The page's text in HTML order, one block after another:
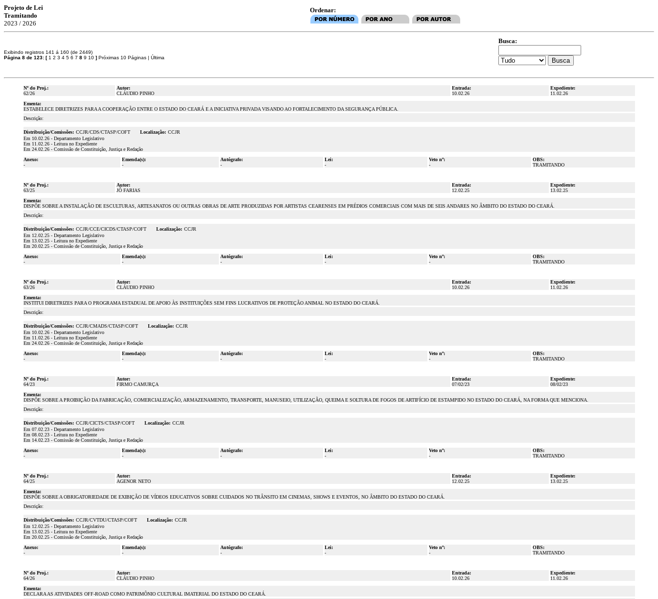
Projeto de Lei
Tramitando
2023 / 2026
Ordenar:
Exibindo registros 141 á 160 (de 2449)
Página 8 de 123: [ 1 2 3 4 5 6 7 8 9 10 ] Próximas 10 Páginas | Última
Busca:
Nº do Proj.:
62/26
Autor:
CLÁUDIO PINHO
Entrada:
10.02.26
Expediente:
11.02.26
Ementa:
ESTABELECE DIRETRIZES PARA A COOPERAÇÃO ENTRE O ESTADO DO CEARÁ E A INICIATIVA PRIVADA VISANDO AO FORTALECIMENTO DA SEGURANÇA PÚBLICA.
Descrição:
Distribuição/Comissões: CCJR/CDS/CTASP/COFT Localização: CCJR
Em 10.02.26 - Departamento Legislativo
Em 11.02.26 - Leitura no Expediente
Em 24.02.26 - Comissão de Constituição, Justiça e Redação
Anexo:
-
Emenda(s):
-
Autógrafo:
-
Lei:
-
Veto nº:
-
OBS:
TRAMITANDO
Nº do Proj.:
63/25
Autor:
JÔ FARIAS
Entrada:
12.02.25
Expediente:
13.02.25
Ementa:
DISPÕE SOBRE A INSTALAÇÃO DE ESCULTURAS, ARTESANATOS OU OUTRAS OBRAS DE ARTE PRODUZIDAS POR ARTISTAS CEARENSES EM PRÉDIOS COMERCIAIS COM MAIS DE SEIS ANDARES NO ÂMBITO DO ESTADO DO CEARÁ.
Descrição:
Distribuição/Comissões: CCJR/CCE/CICDS/CTASP/COFT Localização: CCJR
Em 12.02.25 - Departamento Legislativo
Em 13.02.25 - Leitura no Expediente
Em 20.02.25 - Comissão de Constituição, Justiça e Redação
Anexo:
-
Emenda(s):
-
Autógrafo:
-
Lei:
-
Veto nº:
-
OBS:
TRAMITANDO
Nº do Proj.:
63/26
Autor:
CLÁUDIO PINHO
Entrada:
10.02.26
Expediente:
11.02.26
Ementa:
INSTITUI DIRETRIZES PARA O PROGRAMA ESTADUAL DE APOIO ÀS INSTITUIÇÕES SEM FINS LUCRATIVOS DE PROTEÇÃO ANIMAL NO ESTADO DO CEARÁ.
Descrição:
Distribuição/Comissões: CCJR/CMADS/CTASP/COFT Localização: CCJR
Em 10.02.26 - Departamento Legislativo
Em 11.02.26 - Leitura no Expediente
Em 24.02.26 - Comissão de Constituição, Justiça e Redação
Anexo:
-
Emenda(s):
-
Autógrafo:
-
Lei:
-
Veto nº:
-
OBS:
TRAMITANDO
Nº do Proj.:
64/23
Autor:
FIRMO CAMURÇA
Entrada:
07/02/23
Expediente:
08/02/23
Ementa:
DISPÕE SOBRE A PROIBIÇÃO DA FABRICAÇÃO, COMERCIALIZAÇÃO, ARMAZENAMENTO, TRANSPORTE, MANUSEIO, UTILIZAÇÃO, QUEIMA E SOLTURA DE FOGOS DE ARTIFÍCIO DE ESTAMPIDO NO ESTADO DO CEARÁ, NA FORMA QUE MENCIONA.
Descrição:
Distribuição/Comissões: CCJR/CICTS/CTASP/COFT Localização: CCJR
Em 07.02.23 - Departamento Legislativo
Em 08.02.23 - Leitura no Expediente
Em 14.02.23 - Comissão de Constituição, Justiça e Redação
Anexo:
-
Emenda(s):
-
Autógrafo:
-
Lei:
-
Veto nº:
-
OBS:
TRAMITANDO
Nº do Proj.:
64/25
Autor:
AGENOR NETO
Entrada:
12.02.25
Expediente:
13.02.25
Ementa:
DISPÕE SOBRE A OBRIGATORIEDADE DE EXIBIÇÃO DE VÍDEOS EDUCATIVOS SOBRE CUIDADOS NO TRÂNSITO EM CINEMAS, SHOWS E EVENTOS, NO ÂMBITO DO ESTADO DO CEARÁ.
Descrição:
Distribuição/Comissões: CCJR/CVTDU/CTASP/COFT Localização: CCJR
Em 12.02.25 - Departamento Legislativo
Em 13.02.25 - Leitura no Expediente
Em 20.02.25 - Comissão de Constituição, Justiça e Redação
Anexo:
-
Emenda(s):
-
Autógrafo:
-
Lei:
-
Veto nº:
-
OBS:
TRAMITANDO
Nº do Proj.:
64/26
Autor:
CLÁUDIO PINHO
Entrada:
10.02.26
Expediente:
11.02.26
Ementa:
DECLARA AS ATIVIDADES OFF-ROAD COMO PATRIMÔNIO CULTURAL IMATERIAL DO ESTADO DO CEARÁ.